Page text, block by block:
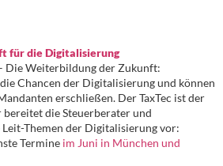
für die Digitalisierung
Die Weiterbildung der Zukunft:
Chancen der Digitalisierung und können
erschließen. Der TaxTec ist der
bereitet die Steuerberater und
Themen der Digitalisierung vor:
Termine im Juni in München und